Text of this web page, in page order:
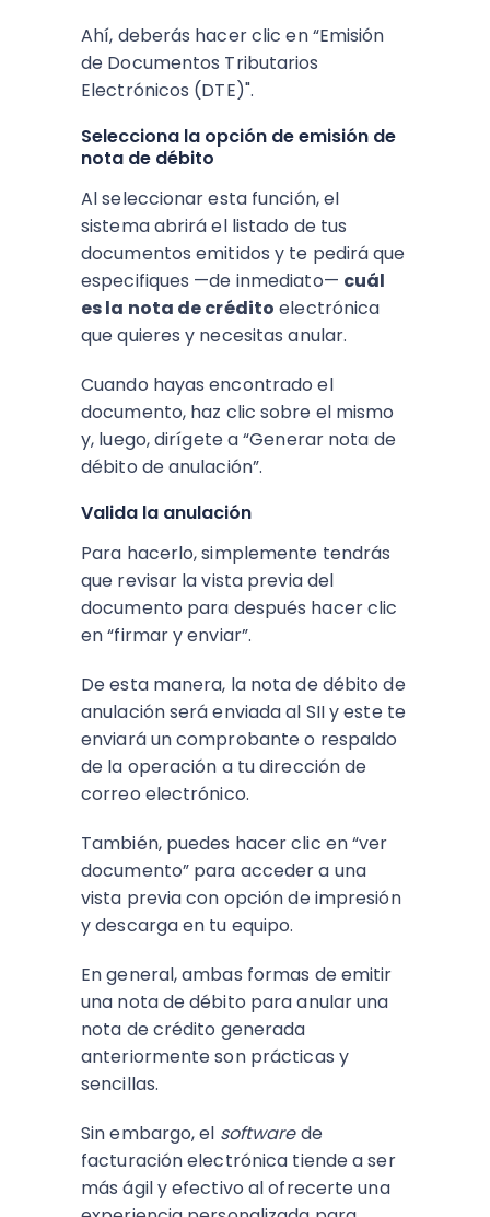
Ahí, deberás hacer clic en “Emisión
de Documentos Tributarios
Electrónicos (DTE)".
Selecciona la opción de emisión de
nota de débito
Al seleccionar esta función, el
sistema abrirá el listado de tus
documentos emitidos y te pedirá que
especifiques —de inmediato— cuál
es la nota de crédito electrónica
que quieres y necesitas anular.
Cuando hayas encontrado el
documento, haz clic sobre el mismo
y, luego, dirígete a “Generar nota de
débito de anulación”.
Valida la anulación
Para hacerlo, simplemente tendrás
que revisar la vista previa del
documento para después hacer clic
en “firmar y enviar”.
De esta manera, la nota de débito de
anulación será enviada al SII y este te
enviará un comprobante o respaldo
de la operación a tu dirección de
correo electrónico.
También, puedes hacer clic en “ver
documento” para acceder a una
vista previa con opción de impresión
y descarga en tu equipo.
En general, ambas formas de emitir
una nota de débito para anular una
nota de crédito generada
anteriormente son prácticas y
sencillas.
Sin embargo, el softwarede
facturación electrónica tiende a ser
más ágil y efectivo al ofrecerte una